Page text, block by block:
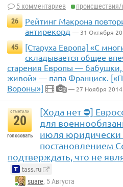
5 комментариев
26
Рейтинг Макрона
антирекорд — 31 Октября
45
[Старуха Европа] «С
складывается общее
старения Европы —
живой» — папа Франциск.
Вороны»]
2 — 27 Ноября 2014
отметили
20
голосовать
[Хода нет ⛔]
для
июля
постановлением
подтверждать, что не
tass.ru
suare, 5 Августа